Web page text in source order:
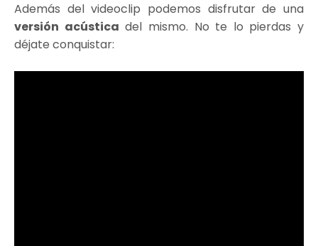
Además del videoclip podemos disfrutar de una
versión acústica del mismo. No te lo pierdas y
déjate conquistar: